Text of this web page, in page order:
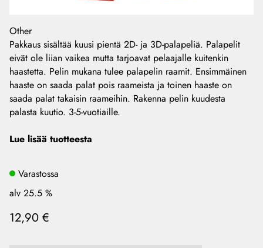
Other
Pakkaus sisältää kuusi pientä 2D- ja 3D-palapeliä. Palapelit
eivät ole liian vaikea mutta tarjoavat pelaajalle kuitenkin
haastetta. Pelin mukana tulee palapelin raamit. Ensimmäinen
haaste on saada palat pois raameista ja toinen haaste on
saada palat takaisin raameihin. Rakenna pelin kuudesta
palasta kuutio. 3-5-vuotiaille.
Lue lisää tuotteesta
Varastossa
alv 25.5 %
12,90 €